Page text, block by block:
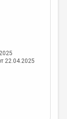
22.04.2025